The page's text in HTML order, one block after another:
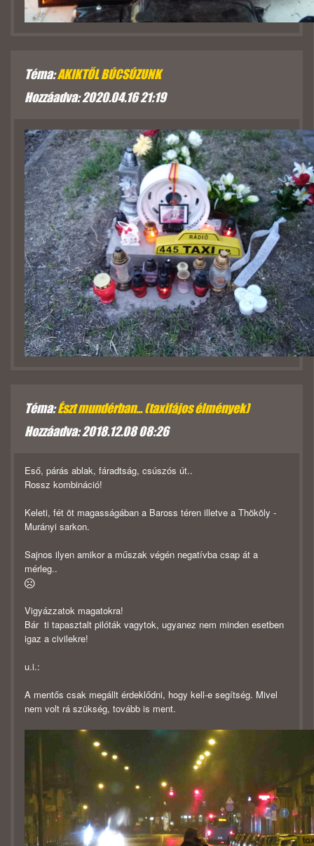
Téma:AKIKTŐL BÚCSÚZUNK
Hozzáadva: 2020.04.16 21:19
Téma:Észt mundérban... (taxifájos élmények)
Hozzáadva: 2018.12.08 08:26
Eső, párás ablak, fáradtság, csúszós út..
Rossz kombináció!
Keleti, fét öt magasságában a Baross téren illetve a Thököly -
Murányi sarkon.
Sajnos ilyen amikor a műszak végén negatívba csap át a
mérleg..
Vigyázzatok magatokra!
Bár ti tapasztalt pilóták vagytok, ugyanez nem minden esetben
igaz a civilekre!
u.i.:
A mentős csak megállt érdeklődni, hogy kell-e segítség. Mivel
nem volt rá szükség, tovább is ment.